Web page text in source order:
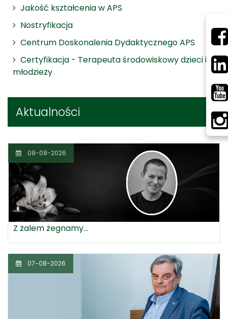
Jakość kształcenia w APS
Nostryfikacja
Centrum Doskonalenia Dydaktycznego APS
Certyfikacja - Terapeuta środowiskowy dzieci i
młodzieży
Aktualności
08-08-2026
Z żalem żegnamy...
07-08-2026